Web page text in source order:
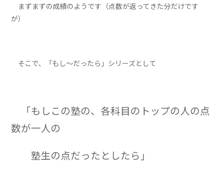
まずまずの成績のようです（点数が返ってきた分だけです
が）
そこで、「もし～だったら」シリーズとして
「もしこの塾の、各科目のトップの人の点
数が一人の
塾生の点だったとしたら」